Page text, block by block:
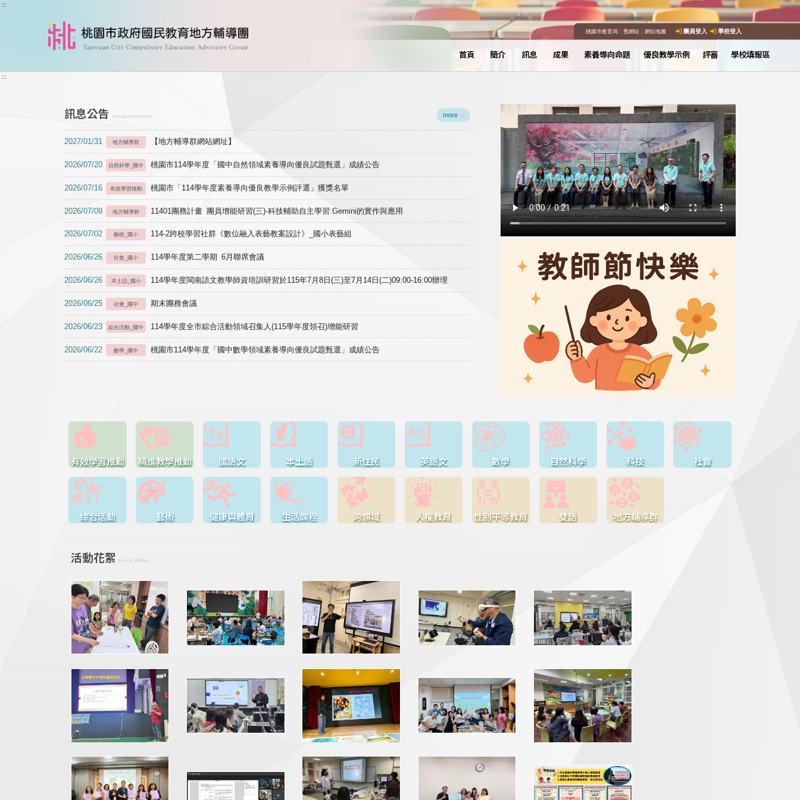
跳到主要內容
:::
桃園市教育局｜ 舊網站｜ 網站地圖 團員登入 學校登入
首頁 簡介 訊息 成果 素養導向命題 優良教學示例 評審 學校填報區
:::
訊息公告 Announcements more
2027/01/31 地方輔導群 【地方輔導群網站網址】
2026/07/20 自然科學_國中 桃園市114學年度「國中自然領域素養導向優良試題甄選」成績公告
2026/07/16 有效學習推動 桃園市「114學年度素養導向優良教學示例評選」獲獎名單
2026/07/09 地方輔導群 11401團務計畫 團員增能研習(三)-科技輔助自主學習:Gemini的實作與應用
2026/07/02 藝術_國小 114-2跨校學習社群《數位融入表藝教案設計》_國小表藝組
2026/06/26 社會_國小 114學年度第二學期 6月聯席會議
2026/06/26 本土語_國小 114學年度閩南語文教學師資培訓研習於115年7月8日(三)至7月14日(二)09:00-16:00辦理
2026/06/25 社會_國中 期末團務會議
2026/06/23 綜合活動_國中 114學年度全市綜合活動領域召集人(115學年度領召)增能研習
2026/06/22 數學_國中 桃園市114學年度「國中數學領域素養導向優良試題甄選」成績公告
有效學習推動 精進教學推動 國語文 本土語 新住民 英語文 數學 自然科學 科技 社會
綜合活動 藝術 健康與體育 生活課程 跨領域 人權教育 性別平等教育 雙語 地方輔導群
活動花絮 Event Photos